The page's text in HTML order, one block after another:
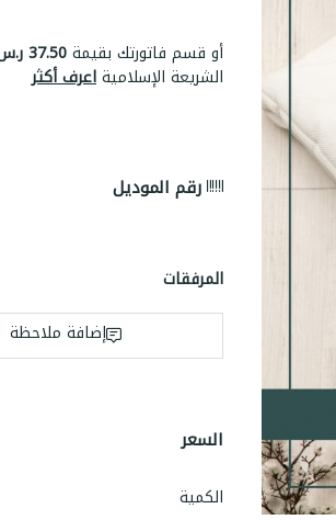
أو قسم فاتورتك بقيمة37.50 ر.س
الشريعة الإسلاميةاعرف أكثر
رقم الموديل
المرفقات
إضافة ملاحظة
السعر
الكمية